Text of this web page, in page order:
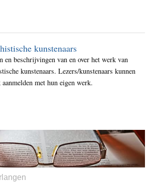
kunstenaars
en beschrijvingen van en over het werk van
kunstenaars. Lezers/kunstenaars kunnen
met hun eigen werk.